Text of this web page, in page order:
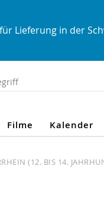
für Lieferung in der
Filme Kalender
(12. BIS 14.